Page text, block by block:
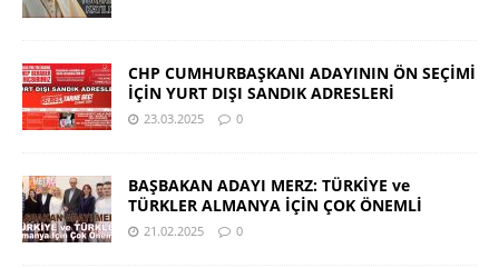
CHP CUMHURBAŞKANI ADAYININ ÖN SEÇİMİ
İÇİN YURT DIŞI SANDIK ADRESLERİ
23.03.2025 0
BAŞBAKAN ADAYI MERZ: TÜRKİYE ve
TÜRKLER ALMANYA İÇİN ÇOK ÖNEMLİ
21.02.2025 0